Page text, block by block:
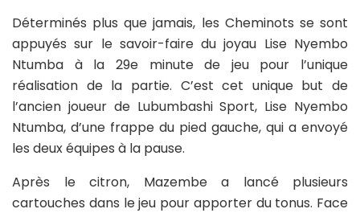
Déterminés plus que jamais, les Cheminots se sont
appuyés sur le savoir-faire du joyau Lise Nyembo
Ntumba à la 29e minute de jeu pour l’unique
réalisation de la partie. C’est cet unique but de
l’ancien joueur de Lubumbashi Sport, Lise Nyembo
Ntumba, d’une frappe du pied gauche, qui a envoyé
les deux équipes à la pause.
Après le citron, Mazembe a lancé plusieurs
cartouches dans le jeu pour apporter du tonus. Face